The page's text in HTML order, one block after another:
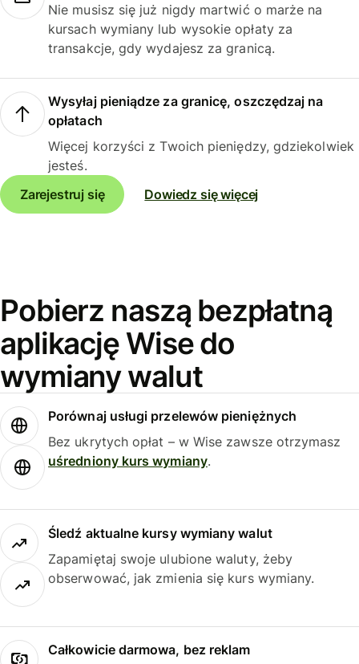
Nie musisz się już nigdy martwić o marże na
kursach wymiany lub wysokie opłaty za
transakcje, gdy wydajesz za granicą.
Wysyłaj pieniądze za granicę, oszczędzaj na
opłatach
Więcej korzyści z Twoich pieniędzy, gdziekolwiek
jesteś.
Zarejestruj się
Dowiedz się więcej
Pobierz naszą bezpłatną
aplikację Wise do
wymiany walut
Porównaj usługi przelewów pieniężnych
Bez ukrytych opłat – w Wise zawsze otrzymasz
uśredniony kurs wymiany.
Śledź aktualne kursy wymiany walut
Zapamiętaj swoje ulubione waluty, żeby
obserwować, jak zmienia się kurs wymiany.
Całkowicie darmowa, bez reklam